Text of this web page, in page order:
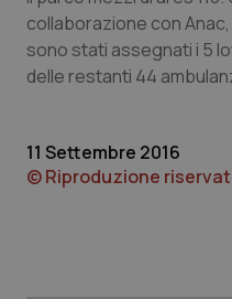
Lazio
Lombardia
Diabete &
Dolore
collaborazione con
sono stati assegnati i 5
delle restanti 44
11 Settembre 2016
© Riproduzione